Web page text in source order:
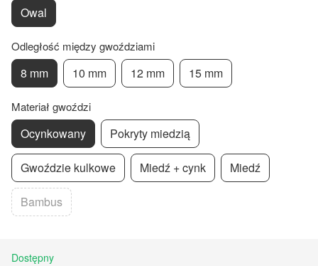
Owal
Odległość między gwoździami
8 mm 10 mm 12 mm 15 mm
Materiał gwoździ
Ocynkowany Pokryty miedzią
Gwoździe kulkowe Miedź + cynk Miedź
Bambus
Dostępny